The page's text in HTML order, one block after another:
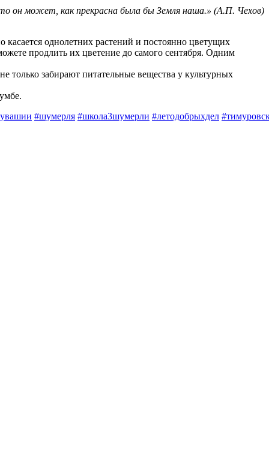
он может, как прекрасна была бы Земля наша.» (А.П. Чехов)
однолетних растений и постоянно цветущих
продлить их цветение до самого сентября. Одним
только забирают питательные вещества у культурных
#шумерля #школа3шумерли #летодобрыхдел